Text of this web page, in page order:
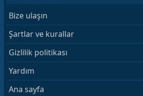
Bize ulaşın
Şartlar ve kurallar
Gizlilik politikası
Yardım
Ana sayfa